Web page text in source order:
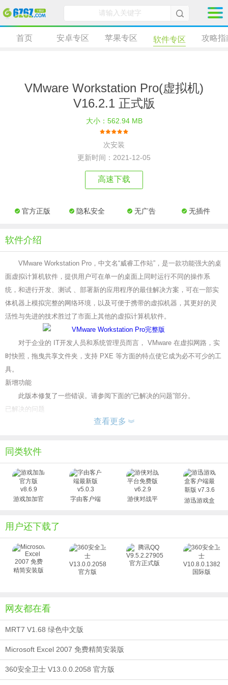
首页 安卓专区 苹果专区 软件专区 攻略指
VMware Workstation Pro(虚拟机)
V16.2.1 正式版
大小：562.94 MB
次安装
更新时间：2021-12-05
高速下载
官方正版 隐私安全 无广告 无插件
软件介绍
VMware Workstation Pro，中文名“威睿工作站”，是一款功能强大的桌
面虚拟计算机软件，提供用户可在单一的桌面上同时运行不同的操作系
统，和进行开发、测试 、部署新的应用程序的最佳解决方案，可在一部实
体机器上模拟完整的网络环境，以及可便于携带的虚拟机器，其更好的灵
活性与先进的技术胜过了市面上其他的虚拟计算机软件。
对于企业的 IT开发人员和系统管理员而言， VMware 在虚拟网路，实
时快照，拖曳共享文件夹，支持 PXE 等方面的特点使它成为必不可少的工
具。
新增功能
此版本修复了一些错误。请参阅下面的“已解决的问题”部分。
已解决的问题
“颜色主题”选项在 VMware Workstation 首选项中不可见。
认处于停用状态。要使用颜色主题功能，用户必须手动激活该功能。
现已解决该问题。
“新建虚拟机”向导中的”自定义硬件”按钮无法正常工作。
创建虚拟机时，如果单击“新建虚拟机”向导上的“自定义硬件”按钮，向
导会崩溃。
查看更多
同类软件
游戏加加官
字由客户端
游侠对战平
游迅游戏盒
用户还下载了
网友都在看
MRT7 V1.68 绿色中文版
Microsoft Excel 2007 免费精简安装版
360安全卫士 V13.0.0.2058 官方版